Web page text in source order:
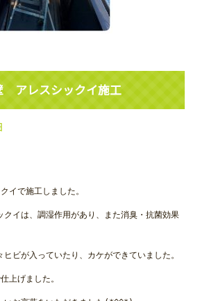
アレスシックイ施工
イで施工しました。
クイは、調湿作用があり、また消臭・抗菌効果
ビが入っていたり、カケができていました。
上げました。